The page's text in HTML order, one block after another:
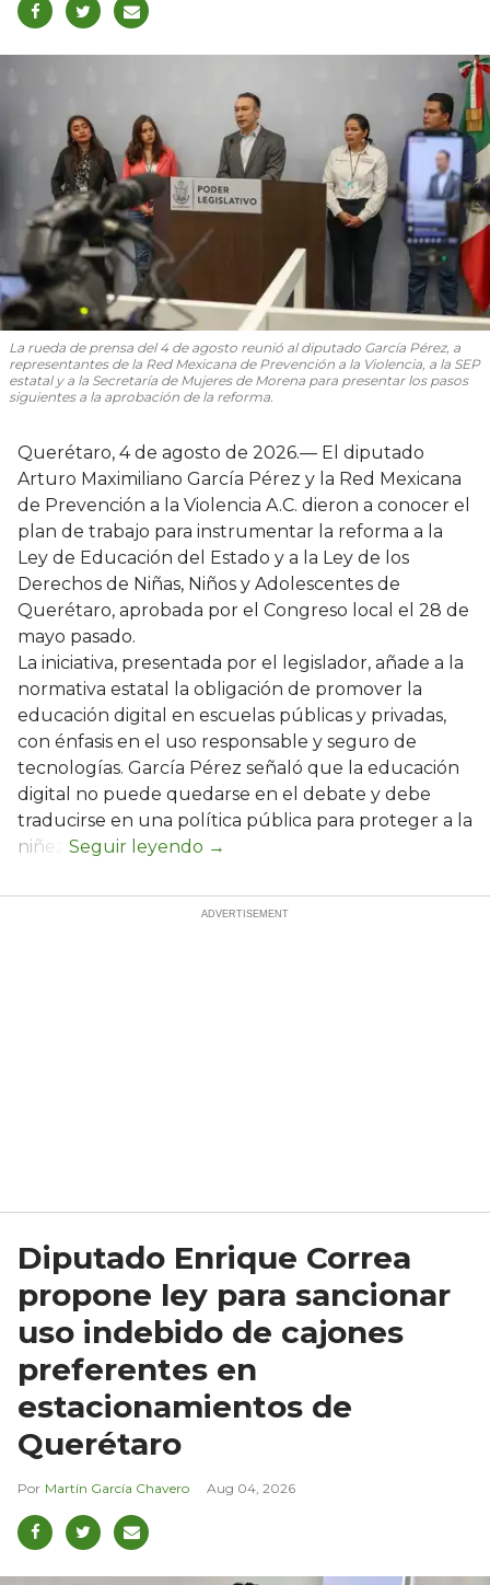
La rueda de prensa del 4 de agosto reunió al diputado García Pérez, a
representantes de la Red Mexicana de Prevención a la Violencia, a la SEP
estatal y a la Secretaría de Mujeres de Morena para presentar los pasos
siguientes a la aprobación de la reforma.
Querétaro, 4 de agosto de 2026.— El diputado
Arturo Maximiliano García Pérez y la Red Mexicana
de Prevención a la Violencia A.C. dieron a conocer el
plan de trabajo para instrumentar la reforma a la
Ley de Educación del Estado y a la Ley de los
Derechos de Niñas, Niños y Adolescentes de
Querétaro, aprobada por el Congreso local el 28 de
mayo pasado.
La iniciativa, presentada por el legislador, añade a la
normativa estatal la obligación de promover la
educación digital en escuelas públicas y privadas,
con énfasis en el uso responsable y seguro de
tecnologías. García Pérez señaló que la educación
digital no puede quedarse en el debate y debe
traducirse en una política pública para proteger a la
niñez.
Diputado Enrique Correa
propone ley para sancionar
uso indebido de cajones
preferentes en
estacionamientos de
Querétaro
Martín García Chavero Aug 04, 2026